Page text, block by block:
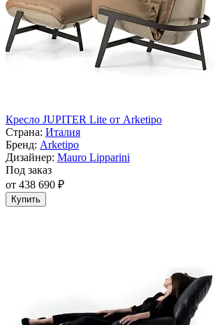
Кресло JUPITER Lite от Arketipo
Страна: Италия
Бренд: Arketipo
Дизайнер: Mauro Lipparini
Под заказ
от 438 690 ₽
Купить